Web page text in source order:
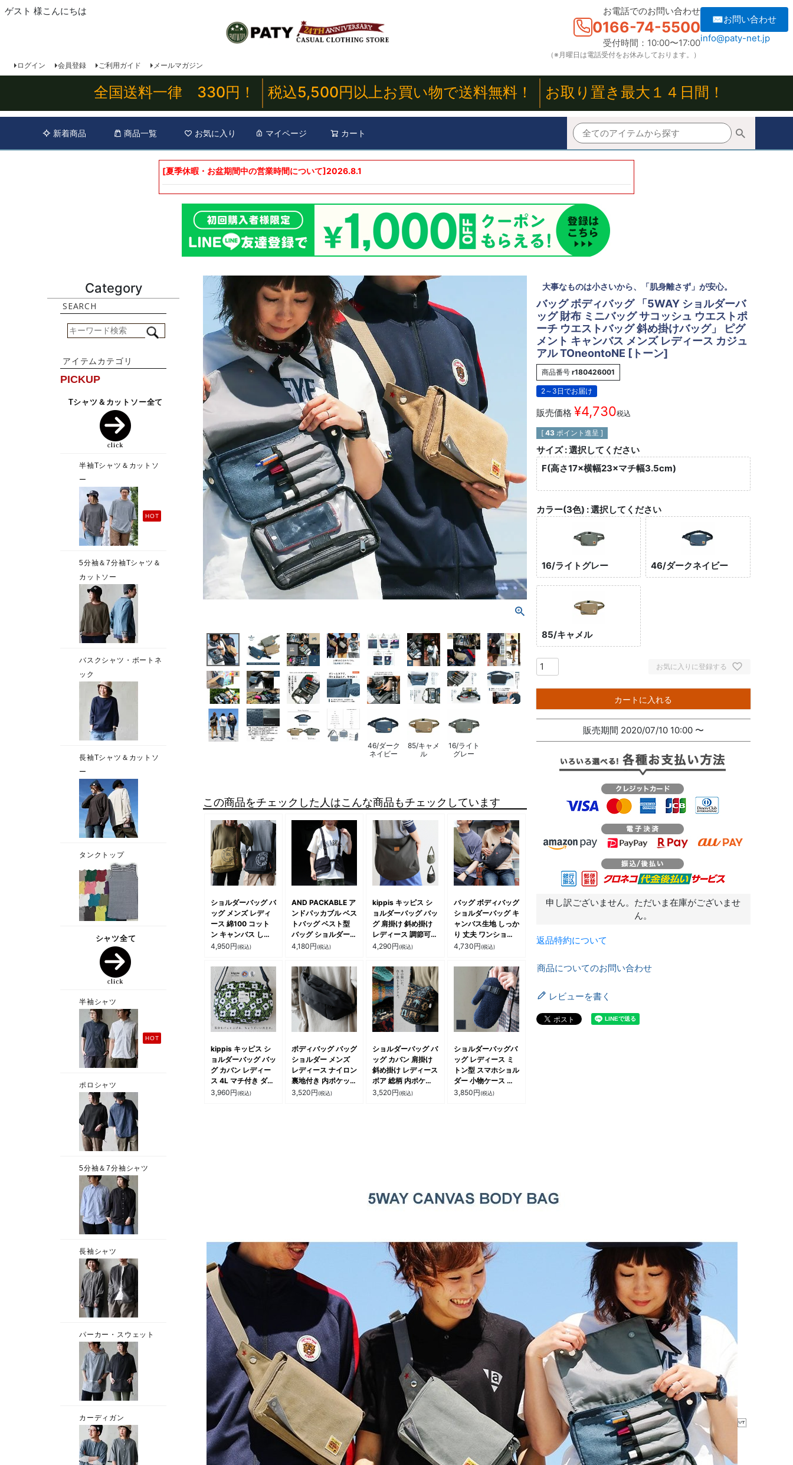
ゲスト 様こんにちは お電話でのお問い合わせ
0166-74-5500
受付時間：10:00〜17:00
（※月曜日は電話受付をお休みしております。）
✉お問い合わせ
info@paty-net.jp
ログイン 会員登録 ご利用ガイド メールマガジン
全国送料一律 330円！ 税込5,500円以上お買い物で送料無料！ お取り置き最大１４日間！
新着商品 商品一覧 お気に入り マイページ カート
[夏季休暇・お盆期間中の営業時間について]2026.8.1
Category
46/ダーク
ネイビー
85/キャメ
ル
16/ライト
グレー
この商品をチェックした人はこんな商品もチェックしています
ショルダーバッグ バ
ッグ メンズ レディ
ース 綿100 コット
ン キャンバス しっ
かり生地 プリント
カジュアル パティ
4,950円(税込)
AND PACKABLE ア
ンドパッカブル ベス
トバッグ ベスト型
バッグ ショルダーバ
ッグ 2WAY ジップ
ットン しっかり生地
軽い 動きやすい ア
ウトドア 釣り 自転
車 キャンプ 散歩 カ
ジュアル お出掛け
パティ
4,180円(税込)
kippis キッピス シ
ョルダーバッグ バッ
グ 肩掛け 斜め掛け
レディース 調節可能
無地 ナイロン 撥水
ポケット カジュアル
お出掛け 1泊2日 北
欧 通勤 パティ
4,290円(税込)
バッグ ボディバッグ
ショルダーバッグ キ
ャンバス生地 しっか
り 丈夫 ワンショル
ダー クッションパッ
ップ 斜めがけ 消臭
効果 収納力 カバン
旅行バッグ 一泊二日
メンズ レディース
黒 カジュアル パテ
ィ TOneontoNE ト
ーン
4,730円(税込)
kippis キッピス シ
ョルダーバッグ バッ
グ カバン レディー
ス 4L マチ付き ダブ
ルジップ 多収納ポケ
3,960円(税込)
ボディバッグ バッグ
ショルダー メンズ
レディース ナイロン
裏地付き 内ポケット
軽い ショルダーベル
3,520円(税込)
ショルダーバッグ バ
ッグ カバン 肩掛け
斜め掛け レディース
ボア 総柄 内ポケッ
ト付き スナップボタ
3,520円(税込)
ショルダーバッグバ
ッグ レディース ミ
トン型 スマホショル
ダー 小物ケース シ
ープボア 無地 レオ
3,850円(税込)
大事なものは小さいから、「肌身離さず」が安心。
バッグ ボディバッグ 「5WAY ショルダーバ
ッグ 財布 ミニバッグ サコッシュ ウエストポ
ーチ ウエストバッグ 斜め掛けバッグ」 ピグ
メント キャンバス メンズ レディース カジュ
アル TOneontoNE [トーン]
商品番号 r180426001
2～3日でお届け
販売価格 ¥4,730税込
[ 43 ポイント進呈 ]
サイズ 選択してください
F(高さ17×横幅23×マチ幅3.5cm)
カラー(3色) 選択してください
16/ライトグレー 46/ダークネイビー
85/キャメル
お気に入りに登録する
カートに入れる
販売期間 2020/07/10 10:00 〜
申し訳ございません。ただいま在庫がございませ
ん。
返品特約について
商品についてのお問い合わせ
レビューを書く